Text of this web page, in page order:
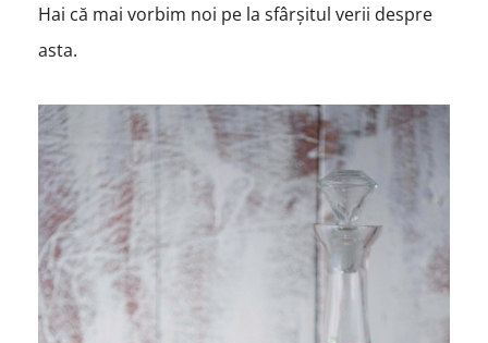
Hai că mai vorbim noi pe la sfârșitul verii despre
asta.